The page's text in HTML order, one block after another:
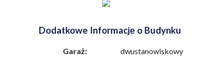
Dodatkowe Informacje o Budynku
Garaż:
dwustanowiskowy